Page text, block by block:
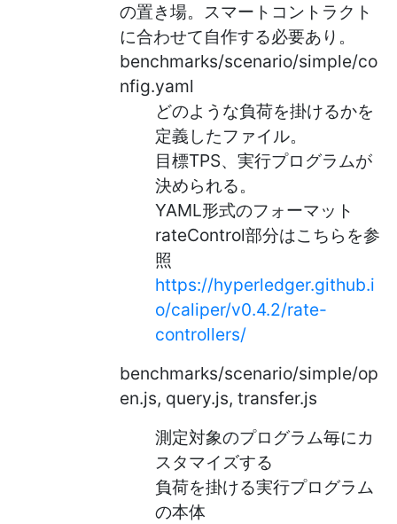
の置き場。スマートコントラクト
に合わせて自作する必要あり。
benchmarks/scenario/simple/co
nfig.yaml
どのような負荷を掛けるかを
定義したファイル。
目標TPS、実行プログラムが
決められる。
YAML形式のフォーマット
rateControl部分はこちらを参
照
https://hyperledger.github.i
o/caliper/v0.4.2/rate-
controllers/
benchmarks/scenario/simple/op
en.js, query.js, transfer.js
測定対象のプログラム毎にカ
スタマイズする
負荷を掛ける実行プログラム
の本体